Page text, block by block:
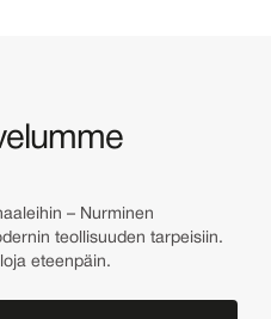
– Nurminen
teollisuuden tarpeisiin.
eteenpäin.